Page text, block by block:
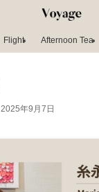
Flight Afternoon Tea
2025年9月7日